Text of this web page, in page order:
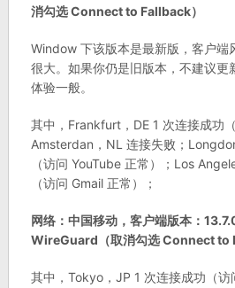
消勾选 Connect to Fallback）
Window 下该版本是最新版，客户端
很大。如果你仍是旧版本，不建议更
体验一般。
其中，Frankfurt，DE 1 次连接成功
Amsterdan，NL 连接失败；
（访问 YouTube 正常）；Los
（访问 Gmail 正常）；
网络：中国移动，客户端版本：
WireGuard（取消勾选 Connect to
其中，Tokyo，JP 1 次连接成功（访